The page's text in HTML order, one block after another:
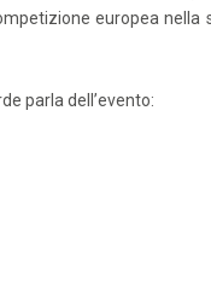
europea
parla dell’evento: